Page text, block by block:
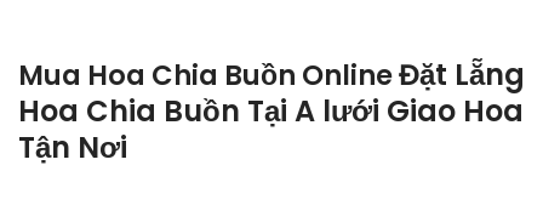
Mua Hoa Chia Buồn OnlineĐặt Lẵng
Hoa Chia Buồn Tại A lưới Giao Hoa
Tận Nơi